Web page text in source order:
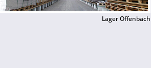
Lager Offenbach